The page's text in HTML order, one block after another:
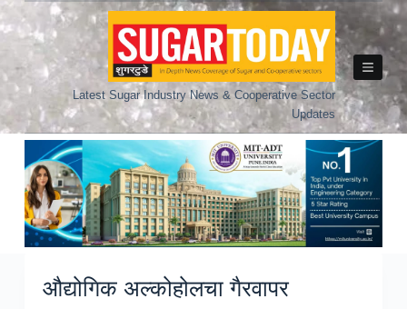
Skip
to
Latest Sugar Industry News & Cooperative Sector
Updates
औद्योगिक अल्कोहोलचा गैरवापर